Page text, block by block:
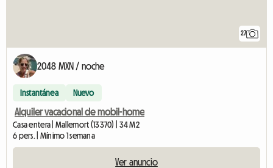
27
2048 MXN / noche
Instantánea Nuevo
Alquiler vacacional de mobil-home
Casa entera | Mallemort (13370) | 34 M2
6 pers. | Mínimo 1 semana
Ver anuncio